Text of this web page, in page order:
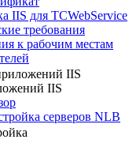
IIS для TCWebService
требования
к рабочим местам
IIS
IIS
серверов NLB